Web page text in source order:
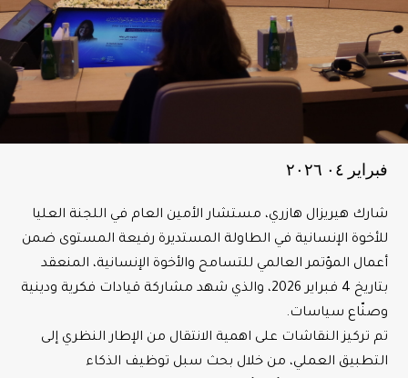
فبراير ۰٤ ٢۰٢٦
شارك هيريزال هازري، مستشار الأمين العام في اللجنة العليا
للأخوة الإنسانية في الطاولة المستديرة رفيعة المستوى ضمن
أعمال المؤتمر العالمي للتسامح والأخوة الإنسانية، المنعقد
بتاريخ 4 فبراير 2026، والذي شهد مشاركة قيادات فكرية ودينية
وصنّاع سياسات.
تم تركيز النقاشات على اهمية الانتقال من الإطار النظري إلى
التطبيق العملي، من خلال بحث سبل توظيف الذكاء